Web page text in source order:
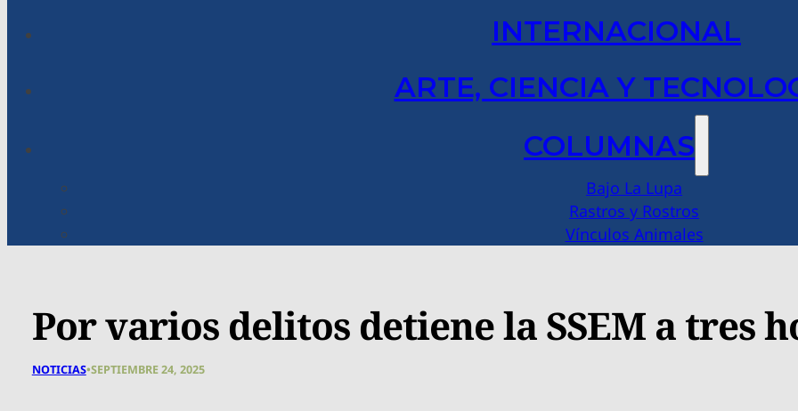
INTERNACIONAL
ARTE, CIENCIA Y
COLUMNAS
Bajo La Lupa
Rastros y Rostros
Vínculos Animales
Por varios delitos detiene la SSEM a tres
NOTICIAS•SEPTIEMBRE 24, 2025